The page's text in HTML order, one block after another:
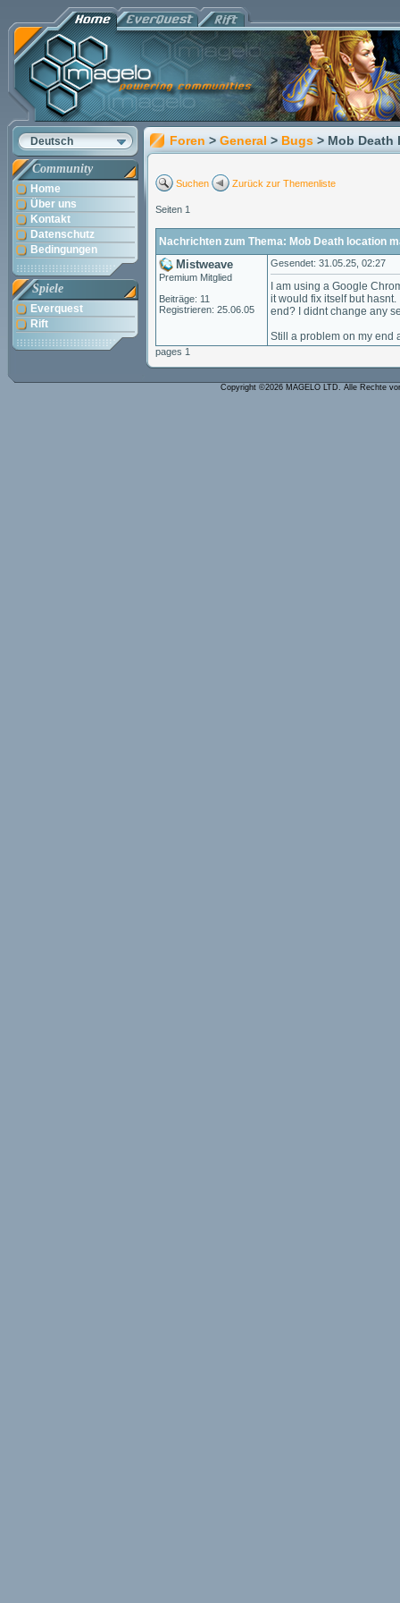
Deutsch
Community
Home
Über uns
Kontakt
Datenschutz
Bedingungen
Spiele
Everquest
Rift
Foren > General > Bugs > Mob
Suchen Zurück zur Themenliste
Seiten 1
Nachrichten zum Thema: Mob Death location
Mistweave
Premium Mitglied
Beiträge: 11
Registrieren: 25.06.05
Gesendet: 31.05.25, 02:27
I am using a Google
it would fix itself but
end? I didnt change any
Still a problem on my end
pages 1
Copyright ©2026 MAGELO LTD. Alle Rechte